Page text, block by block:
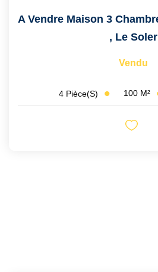
, Le Soler
Vendu
4 Pièce(s) 100 M²